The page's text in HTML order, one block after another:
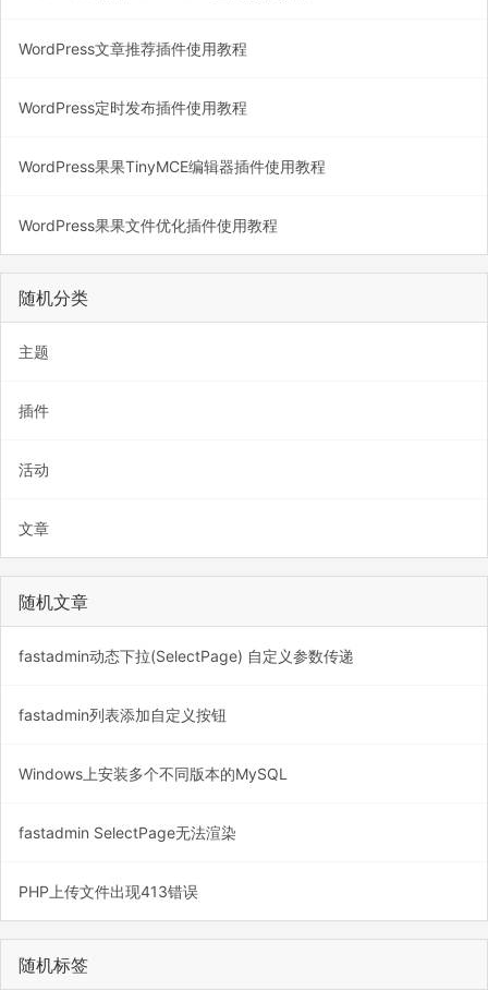
WordPress文章推荐插件使用教程
WordPress定时发布插件使用教程
WordPress果果TinyMCE编辑器插件使用教程
WordPress果果文件优化插件使用教程
随机分类
主题
插件
活动
文章
随机文章
fastadmin动态下拉(SelectPage) 自定义参数传递
fastadmin列表添加自定义按钮
Windows上安装多个不同版本的MySQL
fastadmin SelectPage无法渲染
PHP上传文件出现413错误
随机标签